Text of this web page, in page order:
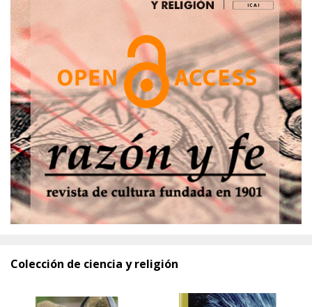
Colección de ciencia y religión